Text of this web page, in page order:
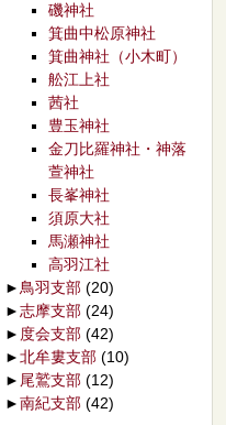
磯神社
箕曲中松原神社
箕曲神社（小木町）
舩江上社
茜社
豊玉神社
金刀比羅神社・神落
萱神社
長峯神社
須原大社
馬瀬神社
高羽江社
► 鳥羽支部 (20)
►志摩支部 (24)
► 度会支部 (42)
►北牟婁支部 (10)
► 尾鷲支部 (12)
►南紀支部 (42)